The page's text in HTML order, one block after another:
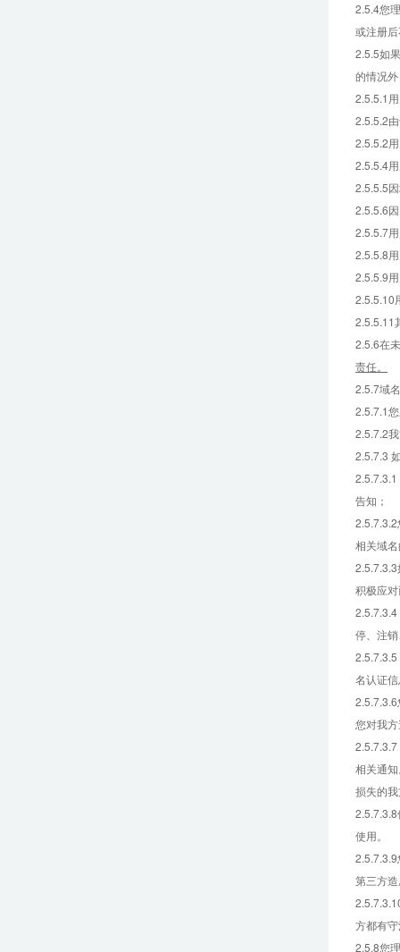
2.5.4您
或注册
2.5.5如
的情况
2.5.5.1
2.5.5.2
2.5.5.2
2.5.5.4
2.5.5.5
2.5.5.6
2.5.5.7
2.5.5.8
2.5.5.9
2.5.5.10
2.5.5.11
2.5.6在
责任。
2.5.7域
2.5.7.1
2.5.7.2
2.5.7.3
告知；
相关域
积极应
停、注
名认证
您对我
相关通
损失的
2.5.7.3.8
使用。
第三方
方都有
2.5.8您